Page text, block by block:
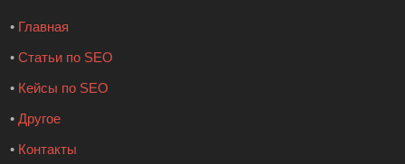
• Главная
•Статьи по SEO
• Кейсы по SEO
•Другое
• Контакты